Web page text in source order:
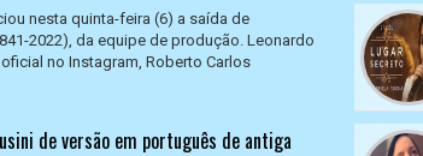
nesta quinta-feira (6) a saída de
2022), da equipe de produção. Leonardo
no Instagram, Roberto Carlos
de versão em português de antiga